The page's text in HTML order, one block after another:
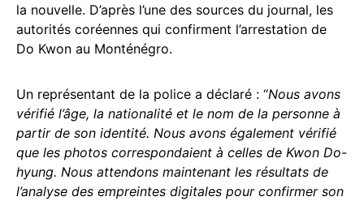
la nouvelle. D’après l’une des sources du journal, les
autorités coréennes qui confirment l’arrestation de
Do Kwon au Monténégro.
Un représentant de la police a déclaré : “Nous avons
vérifié l’âge, la nationalité et le nom de la personne à
partir de son identité. Nous avons également vérifié
que les photos correspondaient à celles de Kwon Do-
hyung. Nous attendons maintenant les résultats de
l’analyse des empreintes digitales pour confirmer son